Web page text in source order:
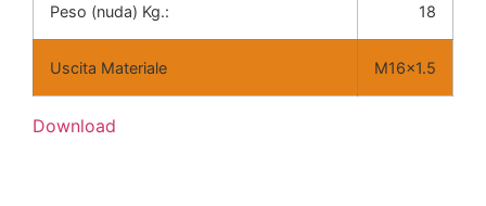
Peso (nuda) Kg.: 18
Uscita Materiale M16x1.5
Download